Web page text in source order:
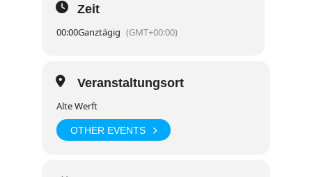
Zeit
00:00Ganztägig (GMT+00:00)
Veranstaltungsort
Alte Werft
OTHER EVENTS